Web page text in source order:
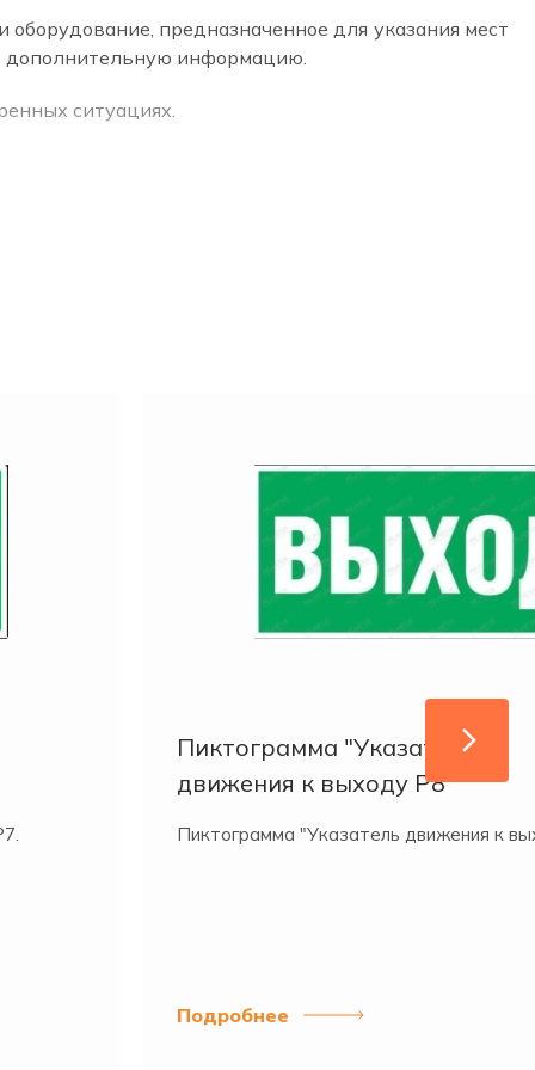
предназначенное для указания мест
дополнительную информацию.
ситуациях.
Пиктограмма "Указатель
движения к выходу Р8"
Пиктограмма "Указатель движения к
Подробнее